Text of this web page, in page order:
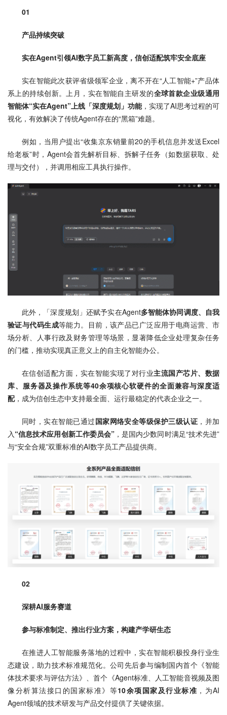
01
产品持续突破
实在Agent引领AI数字员工新高度，信创适配筑牢安全底座
实在智能此次获评省级领军企业，离不开在“人工智能+”产品体
系上的持续创新。上月，实在智能自主研发的全球首款企业级通用
智能体“实在Agent”上线「深度规划」功能，实现了AI思考过程的可
视化，有效解决了传统Agent存在的“黑箱”难题。
例如，当用户提出“收集京东销量前20的手机信息并发送Excel
给老板”时，Agent会首先解析目标、拆解子任务（如数据获取、处
理与交付），并调用相应工具执行操作。
此外，「深度规划」还赋予实在Agent多智能体协同调度、自我
验证与代码生成等能力。目前，该产品已广泛应用于电商运营、市
场分析、人事行政及财务管理等场景，显著降低企业处理复杂任务
的门槛，推动实现真正意义上的自主化智能办公。
在信创适配方面，实在智能实现了对行业主流国产芯片、数据
库、服务器及操作系统等40余项核心软硬件的全面兼容与深度适
配，成为信创生态中支持最全面、运行最稳定的代表企业之一。
同时，实在智能已通过国家网络安全等级保护三级认证 ，并加
入“信息技术应用创新工作委员会”，是国内少数同时满足“技术先进”
与“安全合规”双重标准的AI数字员工产品提供商。
02
深耕AI服务赛道
参与标准制定、推出行业方案，构建产学研生态
在推进人工智能服务落地的过程中，实在智能积极投身行业生
态建设，助力技术标准规范化。公司先后参与编制国内首个《智能
体技术要求与评估方法》、首个《Agent标准、人工智能音视频及图
像分析算法接口的国家标准》等10余项国家及行业标准 ，为AI
Agent领域的技术研发与产品交付提供了关键依据。